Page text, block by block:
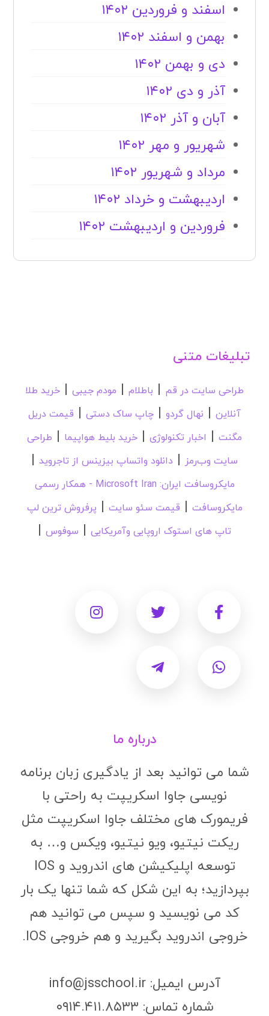
اسفند و فروردین ۱۴۰۲
بهمن و اسفند ۱۴۰۲
دی و بهمن ۱۴۰۲
آذر و دی ۱۴۰۲
آبان و آذر ۱۴۰۲
شهریور و مهر ۱۴۰۲
مرداد و شهریور ۱۴۰۲
اردیبهشت و خرداد ۱۴۰۲
فروردین و اردیبهشت ۱۴۰۲
تبلیغات متنی
طراحی سایت در قم | باطلام | مودم جیبی | خرید طلا
آنلاین | نهال گردو | چاپ ساک دستی | قیمت دریل
مگنت | اخبار تکنولوژی | خرید بلیط هواپیما | طراحی
سایت وب‌رمز | دانلود واتساپ بیزینس از تاجروید |
مایکروسافت ایران: Microsoft Iran - همکار رسمی
مایکروسافت | قیمت سئو سایت |پرفروش ترین لپ
تاپ های استوک اروپایی وآمریکایی | سوفوس |
درباره ما
شما می توانید بعد از یادگیری زبان برنامه
نویسی جاوا اسکریپت به راحتی با
فریمورک های مختلف جاوا اسکریپت مثل
ریکت نیتیو، ویو نیتیو، ویکس و… به
توسعه اپلیکیشن های اندروید و IOS
بپردازید؛ به این شکل که شما تنها یک بار
کد می نویسید و سپس می توانید هم
خروجی اندروید بگیرید و هم خروجی IOS.
آدرس ایمیل: info@jsschool.ir
شماره تماس: ۰۹۱۴.۴۱۱.۸۵۳۳